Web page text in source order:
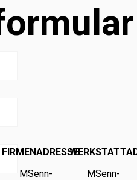
FIRMENADRESSE
MSenn-
MSenn-